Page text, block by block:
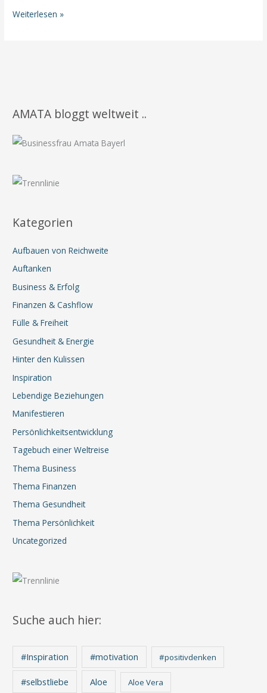
Gesundheit
Weiterlesen »
AMATA bloggt weltweit ..
Kategorien
Aufbauen von Reichweite
Auftanken
Business & Erfolg
Finanzen & Cashflow
Fülle & Freiheit
Gesundheit & Energie
Hinter den Kulissen
Inspiration
Lebendige Beziehungen
Manifestieren
Persönlichkeitsentwicklung
Tagebuch einer Weltreise
Thema Business
Thema Finanzen
Thema Gesundheit
Thema Persönlichkeit
Uncategorized
Suche auch hier:
#Inspiration #motivation #positivdenken
#selbstliebe Aloe Aloe Vera